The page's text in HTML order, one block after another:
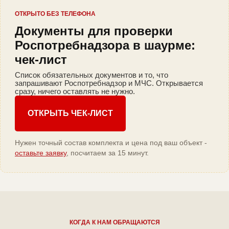
ОТКРЫТО БЕЗ ТЕЛЕФОНА
Документы для проверки
Роспотребнадзора в шаурме:
чек-лист
Список обязательных документов и то, что
запрашивают Роспотребнадзор и МЧС. Открывается
сразу, ничего оставлять не нужно.
ОТКРЫТЬ ЧЕК-ЛИСТ
Нужен точный состав комплекта и цена под ваш объект -
оставьте заявку, посчитаем за 15 минут.
КОГДА К НАМ ОБРАЩАЮТСЯ